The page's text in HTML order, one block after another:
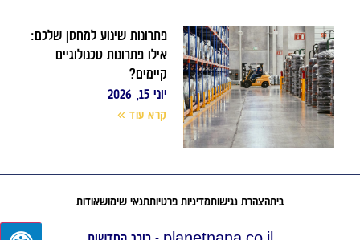
פתרונות שינוע למחסן שלכם:
אילו פתרונות טכנולוגיים
קיימים?
יוני 15, 2026
קרא עוד »
ביתהצהרת נגישותמדיניות פרטיותתנאי שימושאודות